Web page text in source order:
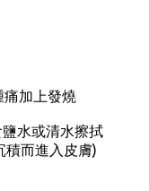
痛加上發燒
水或清水擦拭
積而進入皮膚)